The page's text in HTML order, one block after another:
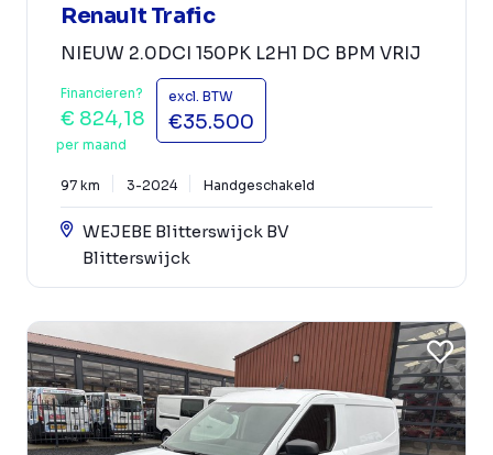
Renault Trafic
NIEUW 2.0DCI 150PK L2H1 DC BPM VRIJ
Financieren?
€ 824,18
per maand
excl. BTW
€35.500
97 km 3-2024 Handgeschakeld
WEJEBE Blitterswijck BV
Blitterswijck